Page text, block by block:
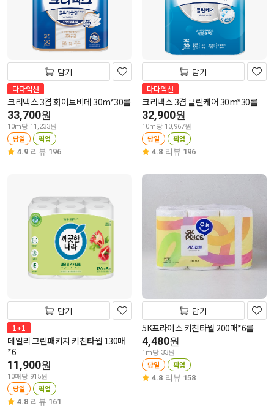
담기
다다익선
크리넥스 3겹 화이트비데 30m*30롤
33,700원
10m당 11,233원
당일 픽업
4.9 리뷰 196
담기
다다익선
크리넥스 3겹 클린케어 30m*30롤
32,900원
10m당 10,967원
당일 픽업
4.8 리뷰 196
담기
1+1
데일리 그린패키지 키친타월 130매
*6
11,900원
10매당 915원
당일 픽업
4.8 리뷰 161
담기
5K프라이스 키친타월 200매*6롤
4,480원
1m당 33원
당일 픽업
4.8 리뷰 158